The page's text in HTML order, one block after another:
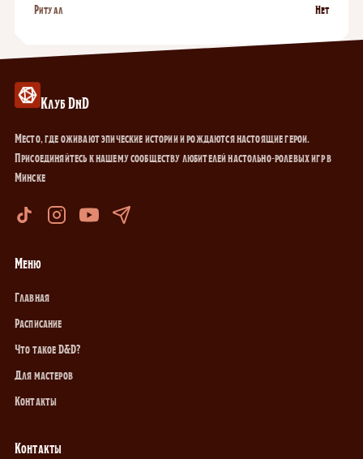
Ритуал Нет
Клуб DnD
Место, где оживают эпические истории и рождаются настоящие герои.
Присоединяйтесь к нашему сообществу любителей настольно-ролевых игр в
Минске
Меню
Главная
Расписание
Что такое D&D?
Для мастеров
Контакты
Контакты